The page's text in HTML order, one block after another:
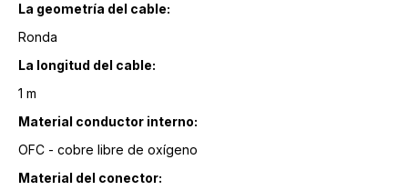
La geometría del cable:
Ronda
La longitud del cable:
1 m
Material conductor interno:
OFC - cobre libre de oxígeno
Material del conector: